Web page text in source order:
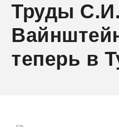
Труды С.И.
теперь в